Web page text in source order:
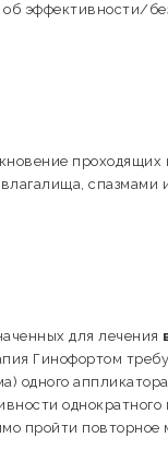
эффективности/
влагалища, спазмами
для лечения
Гинофортом
одного
пройти повторное